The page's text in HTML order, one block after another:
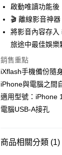
全家取貨付款
免運費
免運費
宅配
免運費
啟動唯讀功能後
🎬 離線影音神
將影音內容存入
旅途中最佳娛樂
銷售重點
iXflash手機備份隨
iPhone與電腦之間
適用型號：iPhone
電腦USB-A接孔
商品相關分類 (1)